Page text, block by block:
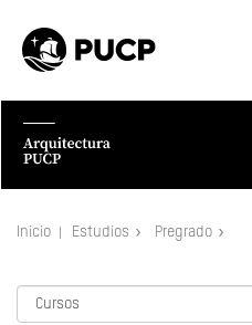
Inicio Estudios Pregrado